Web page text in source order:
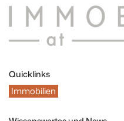
Quicklinks
Immobilien